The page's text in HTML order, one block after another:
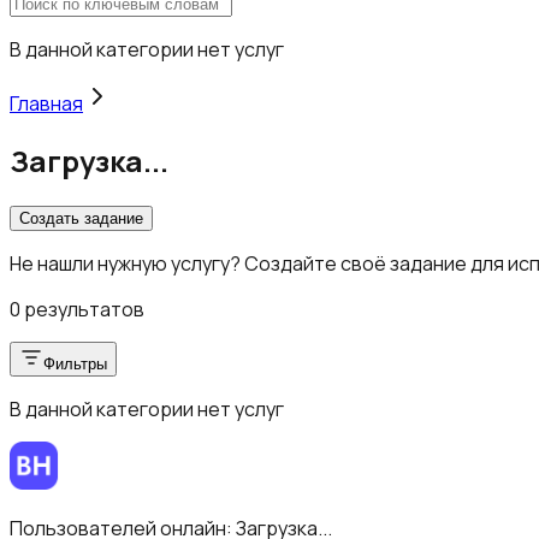
В данной категории нет услуг
Главная
Загрузка...
Создать задание
Не нашли нужную услугу? Создайте своё задание для
0 результатов
Фильтры
В данной категории нет услуг
Пользователей онлайн: Загрузка...